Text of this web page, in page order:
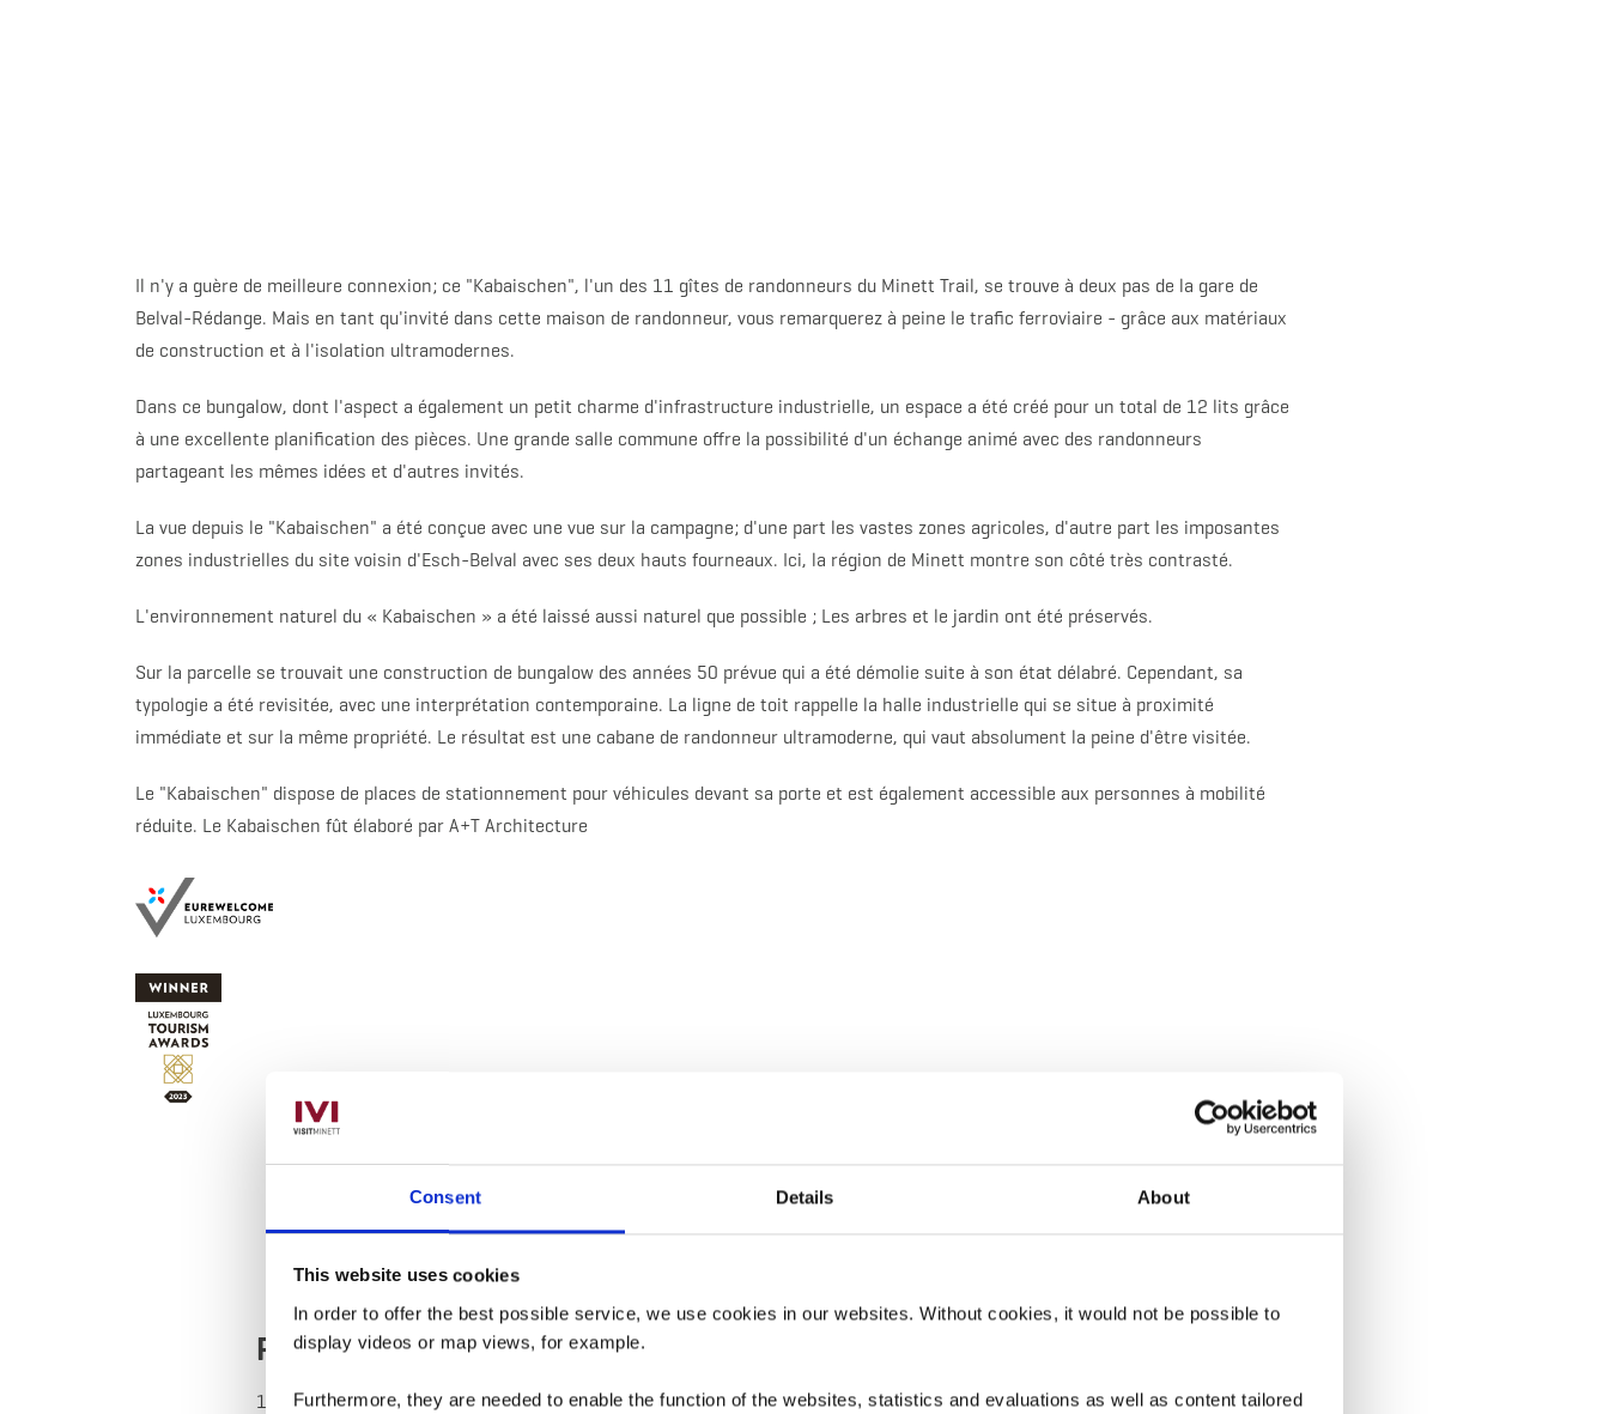
Consent Details About
This website uses cookies
In order to offer the best possible service, we use cookies in our websites. Without cookies, it would not be possible to
display videos or map views, for example.
Furthermore, they are needed to enable the function of the websites, statistics and evaluations as well as content tailored
Il n'y a guère de meilleure connexion; ce "Kabaischen", l'un des 11 gîtes de randonneurs du Minett Trail, se trouve à deux pas de la gare de
Belval-Rédange. Mais en tant qu'invité dans cette maison de randonneur, vous remarquerez à peine le trafic ferroviaire - grâce aux matériaux
de construction et à l'isolation ultramodernes.
Dans ce bungalow, dont l'aspect a également un petit charme d'infrastructure industrielle, un espace a été créé pour un total de 12 lits grâce
à une excellente planification des pièces. Une grande salle commune offre la possibilité d'un échange animé avec des randonneurs
partageant les mêmes idées et d'autres invités.
La vue depuis le "Kabaischen" a été conçue avec une vue sur la campagne; d'une part les vastes zones agricoles, d'autre part les imposantes
zones industrielles du site voisin d'Esch-Belval avec ses deux hauts fourneaux. Ici, la région de Minett montre son côté très contrasté.
L'environnement naturel du « Kabaischen » a été laissé aussi naturel que possible ; Les arbres et le jardin ont été préservés.
Sur la parcelle se trouvait une construction de bungalow des années 50 prévue qui a été démolie suite à son état délabré. Cependant, sa
typologie a été revisitée, avec une interprétation contemporaine. La ligne de toit rappelle la halle industrielle qui se situe à proximité
immédiate et sur la même propriété. Le résultat est une cabane de randonneur ultramoderne, qui vaut absolument la peine d'être visitée.
Le "Kabaischen" dispose de places de stationnement pour véhicules devant sa porte et est également accessible aux personnes à mobilité
réduite. Le Kabaischen fût élaboré par A+T Architecture
Période d'ouverture
1.1. - 31.12.